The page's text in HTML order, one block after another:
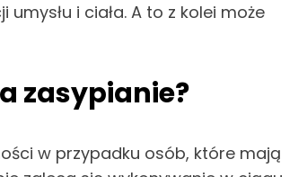
i ciała. A to z kolei może
zasypianie?
w przypadku osób, które mają